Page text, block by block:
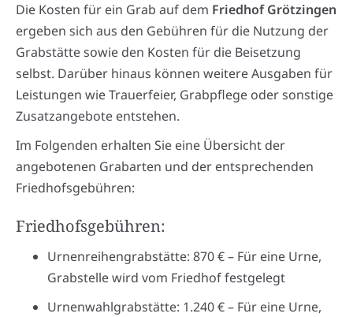
Die Kosten für ein Grab auf dem Friedhof Grötzingen
ergeben sich aus den Gebühren für die Nutzung der
Grabstätte sowie den Kosten für die Beisetzung
selbst. Darüber hinaus können weitere Ausgaben für
Leistungen wie Trauerfeier, Grabpflege oder sonstige
Zusatzangebote entstehen.
Im Folgenden erhalten Sie eine Übersicht der
angebotenen Grabarten und der entsprechenden
Friedhofsgebühren:
Friedhofsgebühren:
Urnenreihengrabstätte: 870 € – Für eine Urne,
Grabstelle wird vom Friedhof festgelegt
Urnenwahlgrabstätte: 1.240 € – Für eine Urne,